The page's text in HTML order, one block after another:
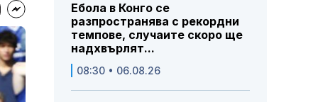
Ебола в Конго се
разпространява с рекордни
темпове, случаите скоро ще
надхвърлят...
08:30 • 06.08.26